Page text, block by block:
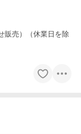
販売）（休業日を除